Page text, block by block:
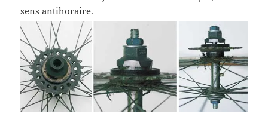
sens antihoraire.